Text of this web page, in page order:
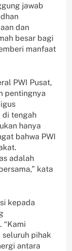
jawab
dan
besar bagi
manfaat
PWI Pusat,
pentingnya
di tengah
hanya
bahwa PWI
adalah
kata
kepada
“Kami
seluruh pihak
antara